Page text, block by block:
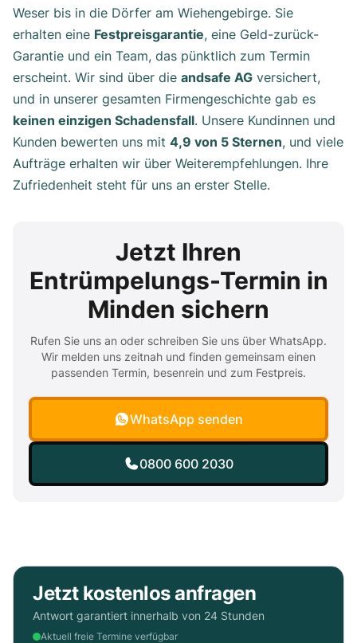
Weser bis in die Dörfer am Wiehengebirge. Sie
erhalten eine Festpreisgarantie, eine Geld-zurück-
Garantie und ein Team, das pünktlich zum Termin
erscheint. Wir sind über die andsafe AG versichert,
und in unserer gesamten Firmengeschichte gab es
keinen einzigen Schadensfall. Unsere Kundinnen und
Kunden bewerten uns mit 4,9 von 5 Sternen, und viele
Aufträge erhalten wir über Weiterempfehlungen. Ihre
Zufriedenheit steht für uns an erster Stelle.
Jetzt Ihren
Entrümpelungs-Termin in
Minden sichern
Rufen Sie uns an oder schreiben Sie uns über WhatsApp.
Wir melden uns zeitnah und finden gemeinsam einen
passenden Termin, besenrein und zum Festpreis.
WhatsApp senden
0800 600 2030
Jetzt kostenlos anfragen
Antwort garantiert innerhalb von 24 Stunden
Aktuell freie Termine verfügbar